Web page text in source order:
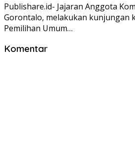
Publishare.id- Jajaran Anggota
Gorontalo, melakukan kunjungan
Pemilihan Umum…
Komentar